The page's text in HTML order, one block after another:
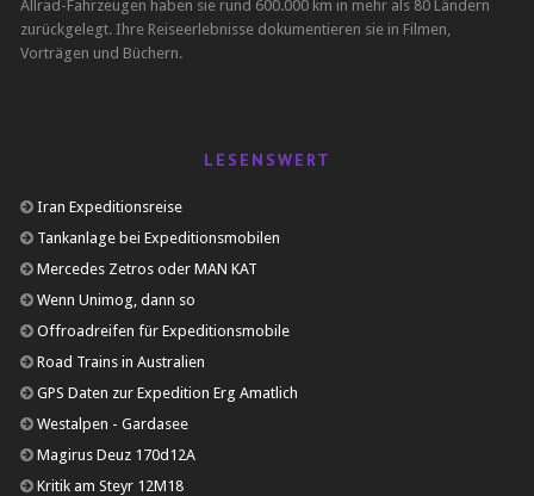
Allrad-Fahrzeugen haben sie rund 600.000 km in mehr als 80 Ländern
zurückgelegt. Ihre Reiseerlebnisse dokumentieren sie in Filmen,
Vorträgen und Büchern.
LESENSWERT
Iran Expeditionsreise
Tankanlage bei Expeditionsmobilen
Mercedes Zetros oder MAN KAT
Wenn Unimog, dann so
Offroadreifen für Expeditionsmobile
Road Trains in Australien
GPS Daten zur Expedition Erg Amatlich
Westalpen - Gardasee
Magirus Deuz 170d12A
Kritik am Steyr 12M18